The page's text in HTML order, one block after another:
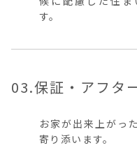
す。
03.保証・アフタ
お家が出来上がっ
寄り添います。